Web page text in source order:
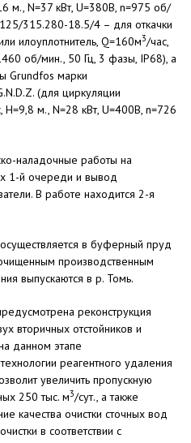
м., N=37 кВт, U=380В, n=975 об/
315.280-18.5/4 – для откачки
илоуплотнитель, Q=160м3/час,
об/мин., 50 Гц, 3 фазы, IP68), а
Grundfos марки
(для циркуляции
Н=9,8 м., N=28 кВт, U=400В, n=726
наладочные работы на
1-й очереди и вывод
В работе находится 2-я
в буферный пруд
производственным
выпускаются в р. Томь.
реконструкция
вторичных отстойников и
данном этапе
реагентного удаления
увеличить пропускную
250 тыс. м3/сут., а также
качества очистки сточных вод
в соответствии с